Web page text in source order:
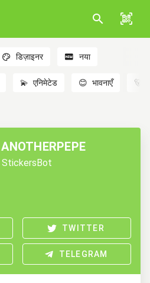
डिज़ाइनर नया
💫 एनिमेटेड 😊 भावनाएँ 🐻
ANOTHERPEPE
StickersBot
TWITTER
TELEGRAM